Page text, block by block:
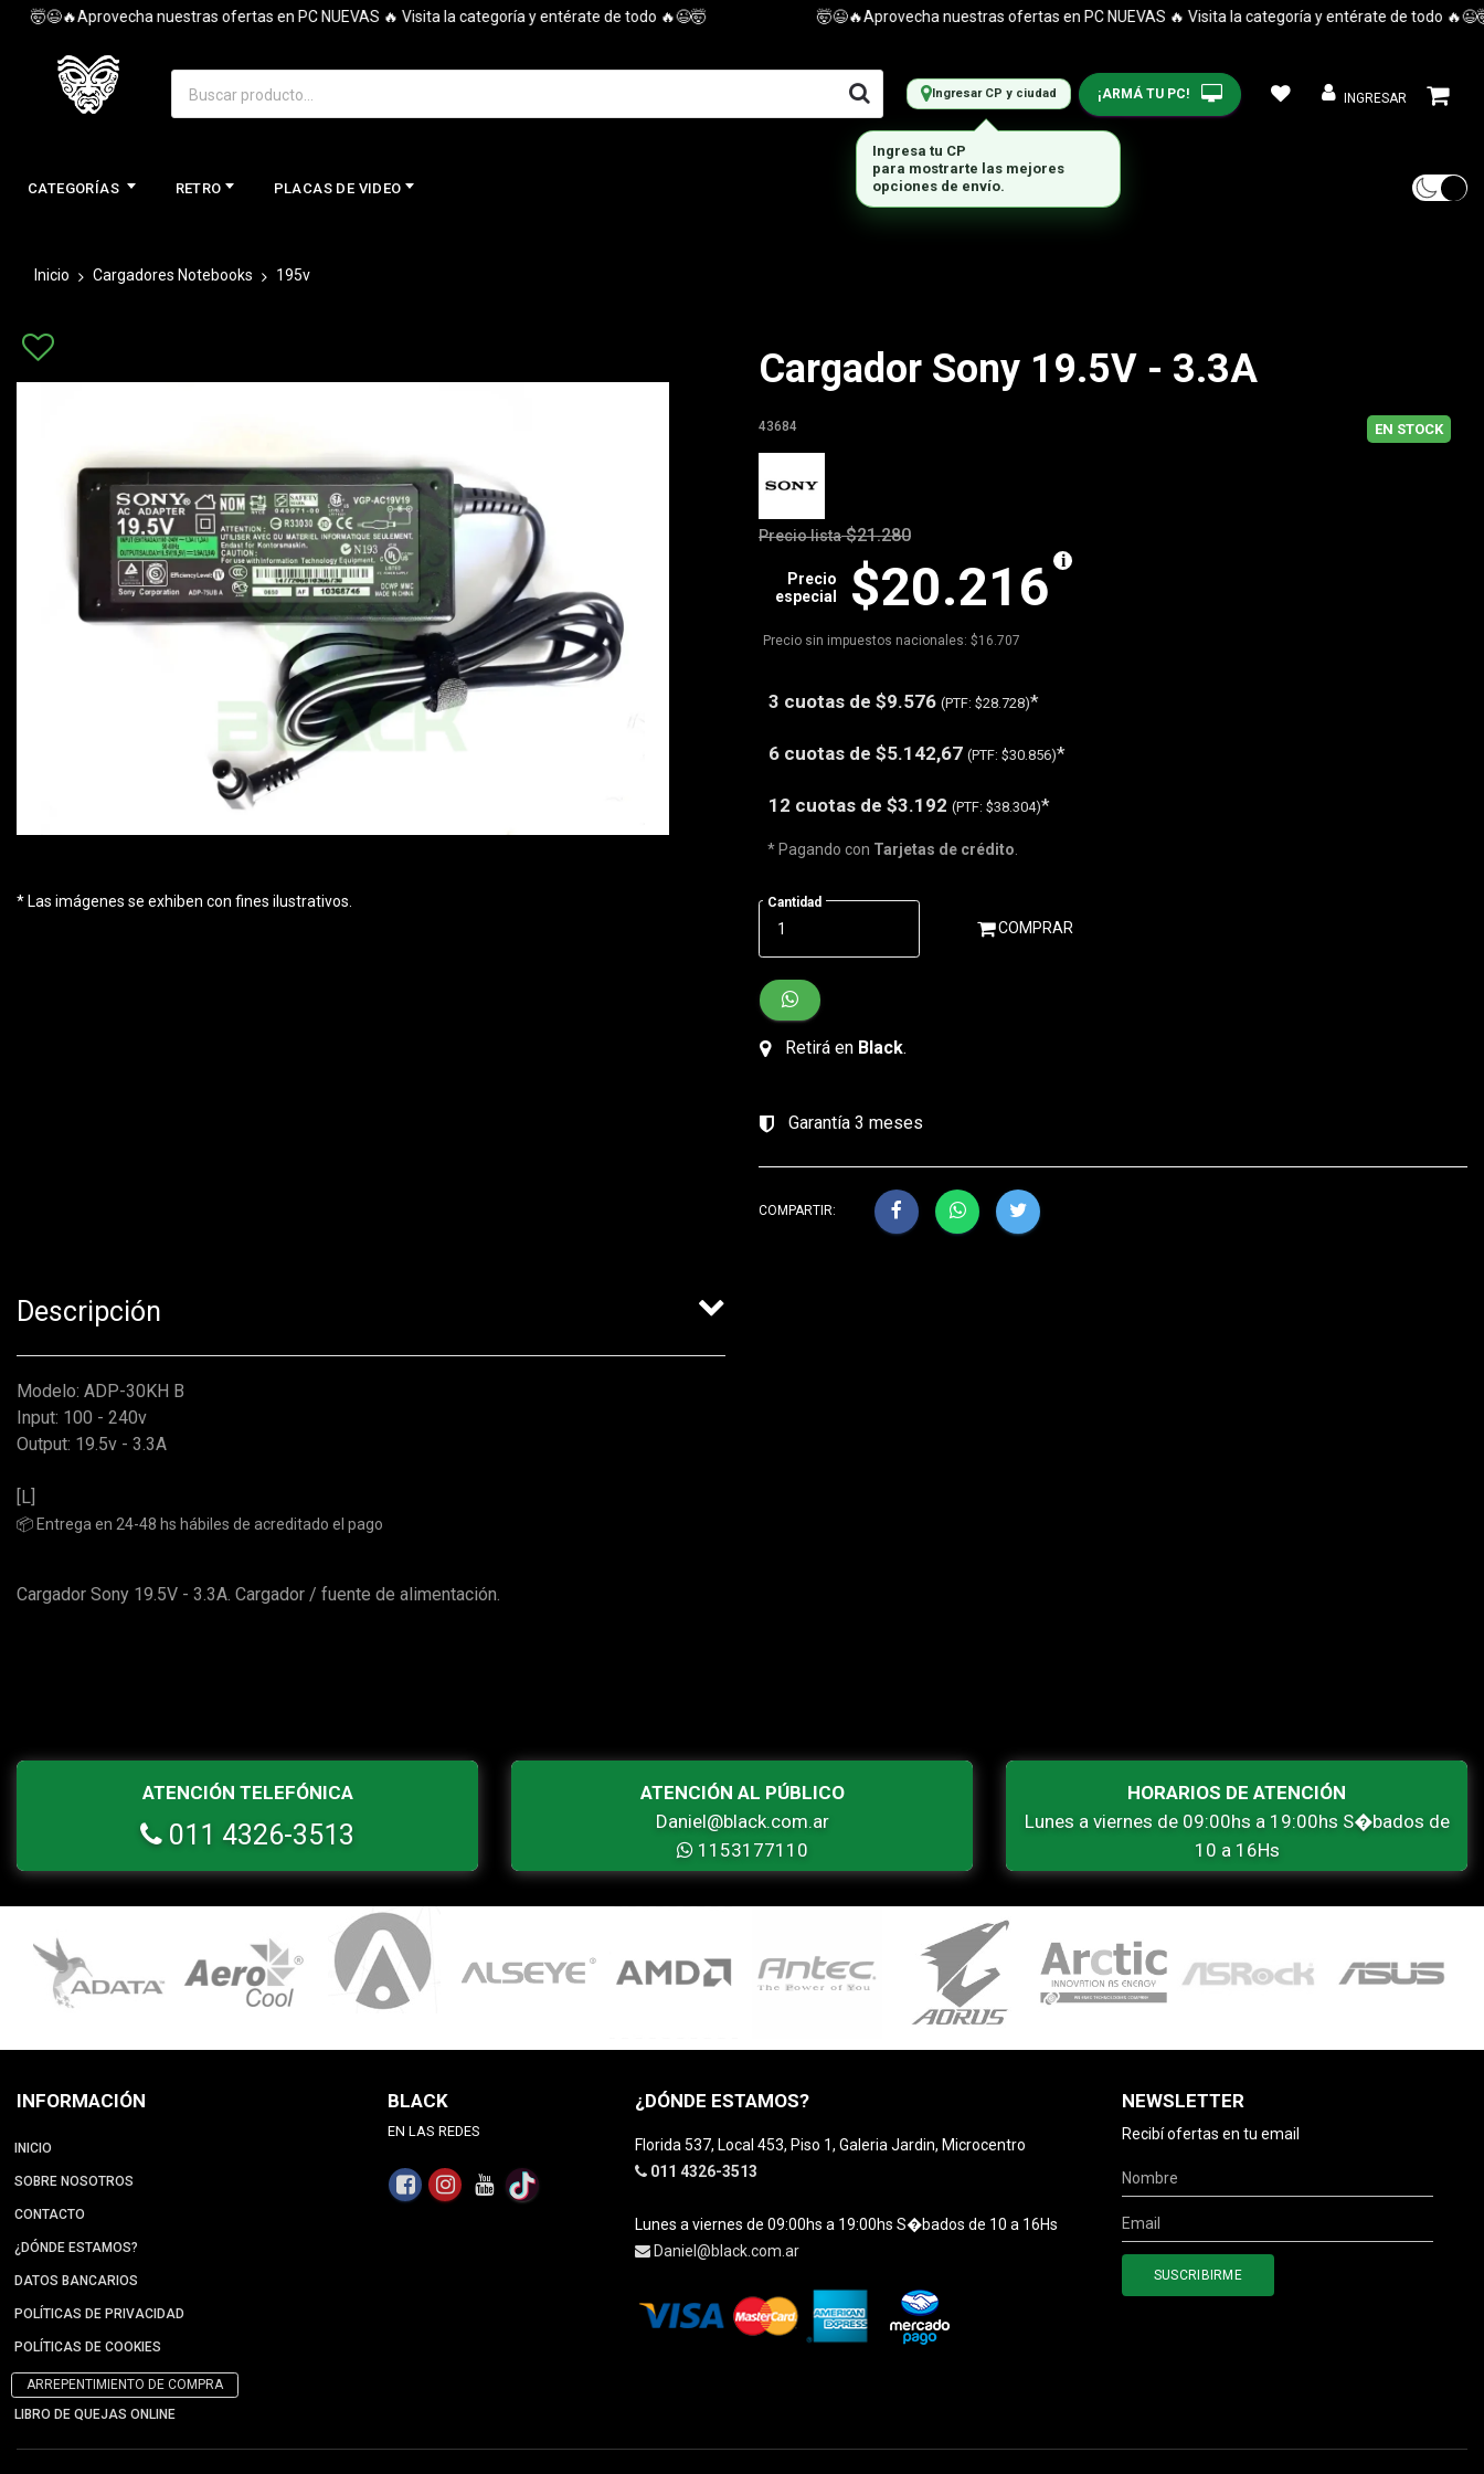
🤯😉🔥Aprovecha nuestras ofertas en PC NUEVAS 🔥 Visita la categoría y entérate de todo 🔥😉🤯 🤯😉🔥Aprovecha nuestras ofertas en PC NUEVAS 🔥 Visita la categoría y entérate de todo 🔥😉🤯
Ingresar CP y ciudad ¡ARMÁ TU PC! INGRESAR
CATEGORÍAS RETRO PLACAS DE VIDEO
Inicio Cargadores Notebooks 195v
* Las imágenes se exhiben con fines ilustrativos.
Cargador Sony 19.5V - 3.3A
43684 EN STOCK
Precio lista $21.280
$20.216
Precio
especial
Precio sin impuestos nacionales: $16.707
3 cuotas de $9.576 (PTF: $28.728)*
6 cuotas de $5.142,67 (PTF: $30.856)*
12 cuotas de $3.192 (PTF: $38.304)*
* Pagando con Tarjetas de crédito
Cantidad
COMPRAR
Retirá en Black.
Garantía 3 meses
COMPARTIR:
Descripción
Modelo: ADP-30KH B
Input: 100 - 240v
Output: 19.5v - 3.3A
[L]
📦 Entrega en 24-48 hs hábiles de acreditado el pago
Cargador Sony 19.5V - 3.3A. Cargador / fuente de alimentación.
ATENCIÓN TELEFÓNICA
011 4326-3513
ATENCIÓN AL PÚBLICO
Daniel@black.com.ar
1153177110
HORARIOS DE ATENCIÓN
Lunes a viernes de 09:00hs a 19:00hs S�bados de
10 a 16Hs
INFORMACIÓN
INICIO
SOBRE NOSOTROS
CONTACTO
¿DÓNDE ESTAMOS?
DATOS BANCARIOS
POLÍTICAS DE PRIVACIDAD
POLÍTICAS DE COOKIES
ARREPENTIMIENTO DE COMPRA
LIBRO DE QUEJAS ONLINE
BLACK
EN LAS REDES
¿DÓNDE ESTAMOS?
Florida 537, Local 453, Piso 1, Galeria Jardin, Microcentro
011 4326-3513
Lunes a viernes de 09:00hs a 19:00hs S�bados de 10 a 16Hs
Daniel@black.com.ar
NEWSLETTER
Recibí ofertas en tu email